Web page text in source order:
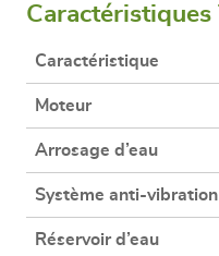
Caractéristiques
Caractéristique
Moteur
Arrosage d’eau
Système anti-vibration
Réservoir d’eau